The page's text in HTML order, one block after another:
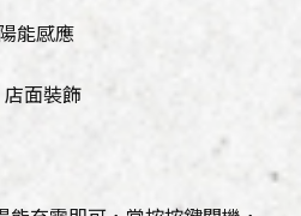
能感應
面裝飾